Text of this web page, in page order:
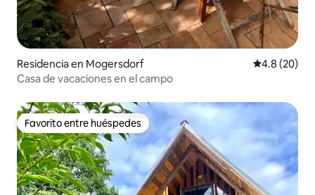
Residencia en Mogersdorf Calificación
4.8 (20)
Casa de vacaciones en el campo
Favorito entre huéspedes
Favorito entre huéspedes